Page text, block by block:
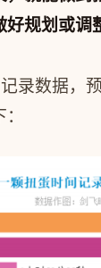
规划或调
录数据，